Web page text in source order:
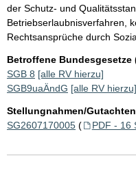
der Schutz- und
Betriebserlaubnisverfahren,
Rechtsansprüche durch
Betroffene Bundesgesetze
SGB 8 [alle RV hierzu]
SGB9uaÄndG [alle RV hierzu]
Stellungnahmen/
SG2607170005 ( PDF - 16